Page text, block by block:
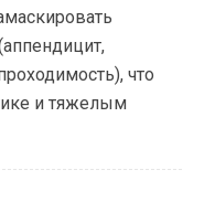
что
и тяжелым